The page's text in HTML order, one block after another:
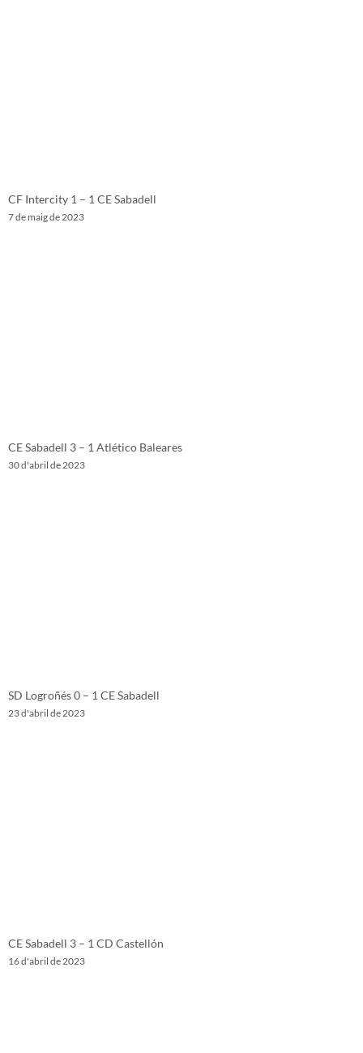
CF Intercity 1 – 1 CE Sabadell
7 de maig de 2023
CE Sabadell 3 – 1 Atlético Baleares
30 d'abril de 2023
SD Logroñés 0 – 1 CE Sabadell
23 d'abril de 2023
CE Sabadell 3 – 1 CD Castellón
16 d'abril de 2023